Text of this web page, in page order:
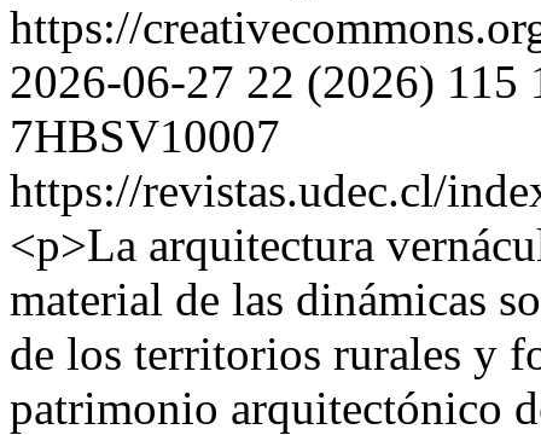
https://
2026-06-27 22 (2026) 115
7HBSV10007
https://revistas.udec.cl/
<p>La arquitectura
material de las dinámicas
de los territorios rurales y
patrimonio arquitectónico